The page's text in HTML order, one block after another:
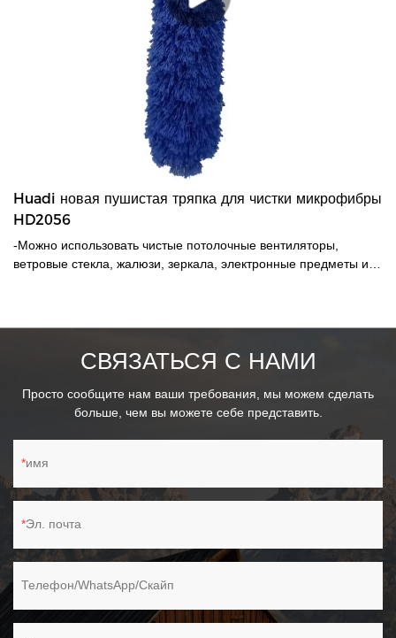
Huadi новая пушистая тряпка для чистки микрофибры
HD2056
-Можно использовать чистые потолочные вентиляторы,
ветровые стекла, жалюзи, зеркала, электронные предметы и
СВЯЗАТЬСЯ С НАМИ
Просто сообщите нам ваши требования, мы можем сделать
больше, чем вы можете себе представить.
имя
Эл. почта
Телефон/WhatsApp/Скайп